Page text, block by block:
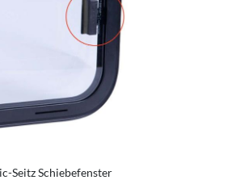
Seitz Schiebefenster